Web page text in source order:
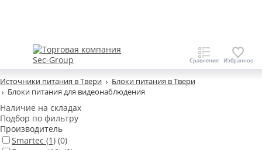
Источники питания в Твери
Блоки питания в Твери
Блоки питания для видеонаблюдения
Наличие на складах
Подбор по фильтру
Производитель
Smartec (1) (0)